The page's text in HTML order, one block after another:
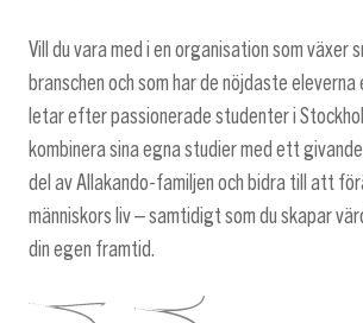
Vill du vara med i en organisation som växer
branschen och som har de nöjdaste
letar efter passionerade studenter i
kombinera sina egna studier med ett
del av Allakando-familjen och bidra till att
människors liv – samtidigt som du skapar
din egen framtid.